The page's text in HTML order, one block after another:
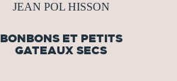
JEAN POL HISSON
BONBONS ET PETITS
GATEAUX SECS